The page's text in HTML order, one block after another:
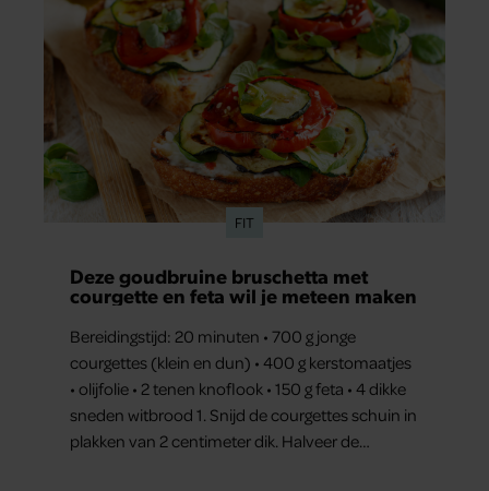
FIT
Deze goudbruine bruschetta met
courgette en feta wil je meteen maken
Bereidingstijd: 20 minuten • 700 g jonge
courgettes (klein en dun) • 400 g kerstomaatjes
• olijfolie • 2 tenen knoflook • 150 g feta • 4 dikke
sneden witbrood 1. Snijd de courgettes schuin in
plakken van 2 centimeter dik. Halveer de